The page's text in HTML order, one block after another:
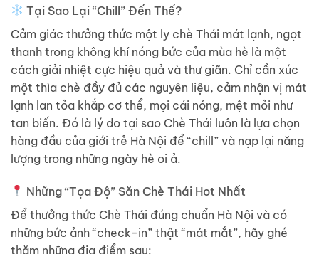
Tại Sao Lại “Chill” Đến Thế?
Cảm giác thưởng thức một ly chè Thái mát lạnh, ngọt
thanh trong không khí nóng bức của mùa hè là một
cách giải nhiệt cực hiệu quả và thư giãn. Chỉ cần xúc
một thìa chè đầy đủ các nguyên liệu, cảm nhận vị mát
lạnh lan tỏa khắp cơ thể, mọi cái nóng, mệt mỏi như
tan biến. Đó là lý do tại sao Chè Thái luôn là lựa chọn
hàng đầu của giới trẻ Hà Nội để “chill” và nạp lại năng
lượng trong những ngày hè oi ả.
Những “Tọa Độ” Săn Chè Thái Hot Nhất
Để thưởng thức Chè Thái đúng chuẩn Hà Nội và có
những bức ảnh “check-in” thật “mát mắt”, hãy ghé
thăm những địa điểm sau: